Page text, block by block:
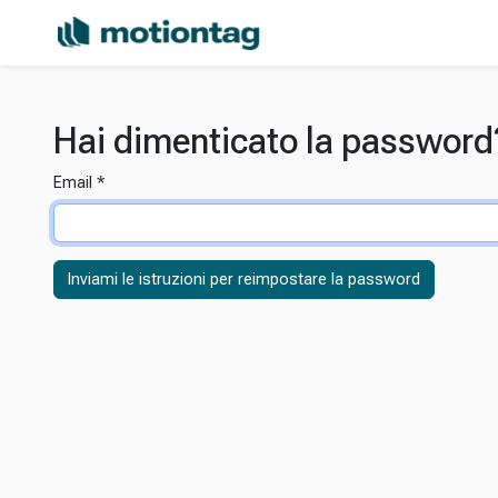
Hai dimenticato la
Email